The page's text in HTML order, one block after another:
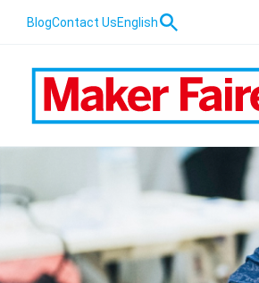
BlogContact UsEnglish